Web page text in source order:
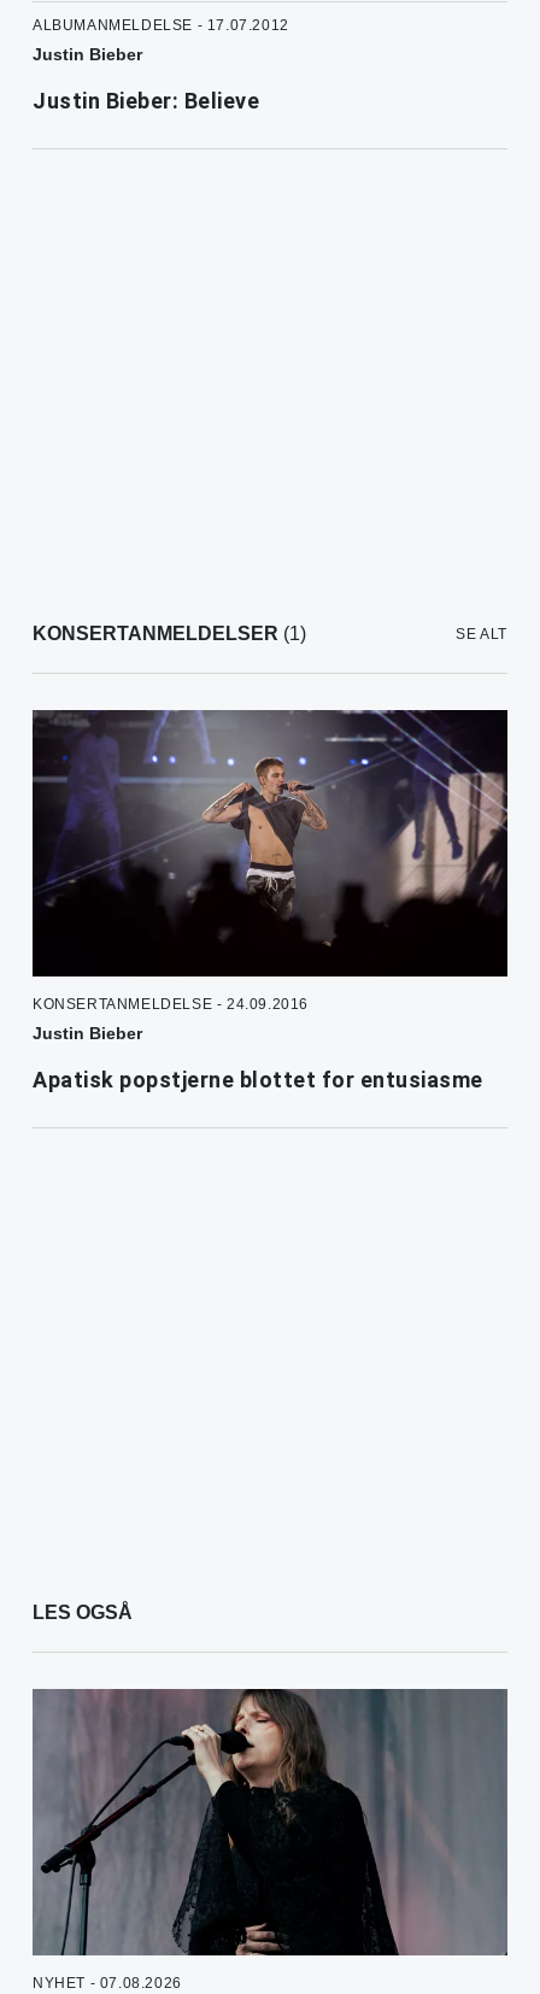
ALBUMANMELDELSE - 17.07.2012
Justin Bieber
Justin Bieber: Believe
KONSERTANMELDELSER (1) SE ALT
KONSERTANMELDELSE - 24.09.2016
Justin Bieber
Apatisk popstjerne blottet for entusiasme
LES OGSÅ
NYHET - 07.08.2026